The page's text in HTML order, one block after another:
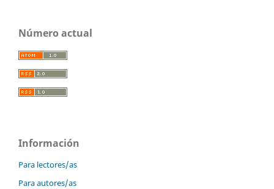
Número actual
Información
Para lectores/as
Para autores/as